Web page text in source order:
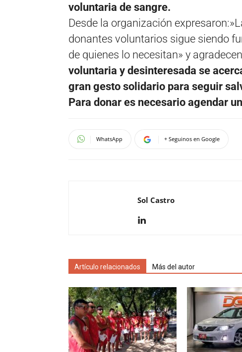
voluntaria de sangre.
Desde la organización
donantes voluntarios sigue siendo
de quienes lo necesitan» y
voluntaria y desinteresada se
gran gesto solidario para seguir
Para donar es necesario agendar
WhatsApp + Seguinos en Google
Sol Castro
Artículo relacionados Más del autor